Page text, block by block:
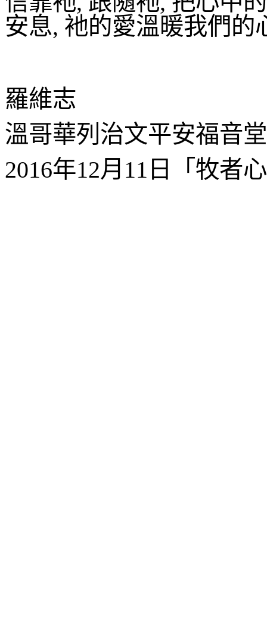
安息, 衪的愛溫暖我們的
羅維志
溫哥華列治文平安福音
2016年12月 11 日「牧者